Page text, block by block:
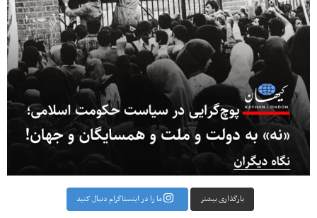
بارگذاری بیشتر ما را در اینستاگرام دنبال کنید